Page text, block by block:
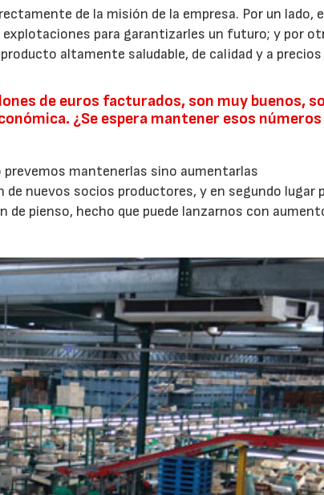
de la misión de la empresa. Por un lado,
para garantizarles un futuro; y por
altamente saludable, de calidad y a precios
de euros facturados, son muy buenos,
¿Se espera mantener esos números
mantenerlas sino aumentarlas
nuevos socios productores, y en segundo lugar
pienso, hecho que puede lanzarnos con